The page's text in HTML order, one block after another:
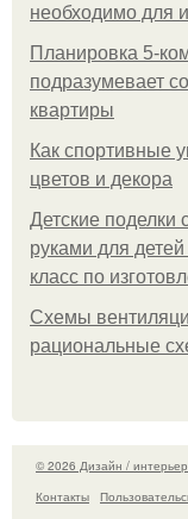
необходимо для
Планировка 5-
подразумевает
квартиры
Как спортивные
цветов и декора
Детские поделки
руками для
класс по
Схемы
рациональные
© 2026 Дизайн /
Контакты